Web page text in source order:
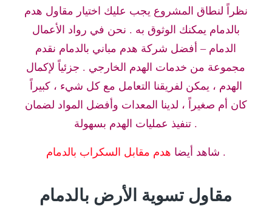
نظراً لنطاق المشروع يجب عليك اختيار مقاول هدم
بالدمام يمكنك الوثوق به . نحن في رواد الأعمال
الدمام – أفضل شركة هدم مباني بالدمام نقدم
مجموعة من خدمات الهدم الخارجي . جزئياً لإكمال
الهدم ، يمكن لفريقنا التعامل مع كل شيء ، كبيراً
كان أم صغيراً ، لدينا المعدات وأفضل المواد لضمان
تنفيذ عمليات الهدم بسهولة .
شاهد أيضا هدم مقابل السكراب بالدمام .
مقاول تسوية الأرض بالدمام